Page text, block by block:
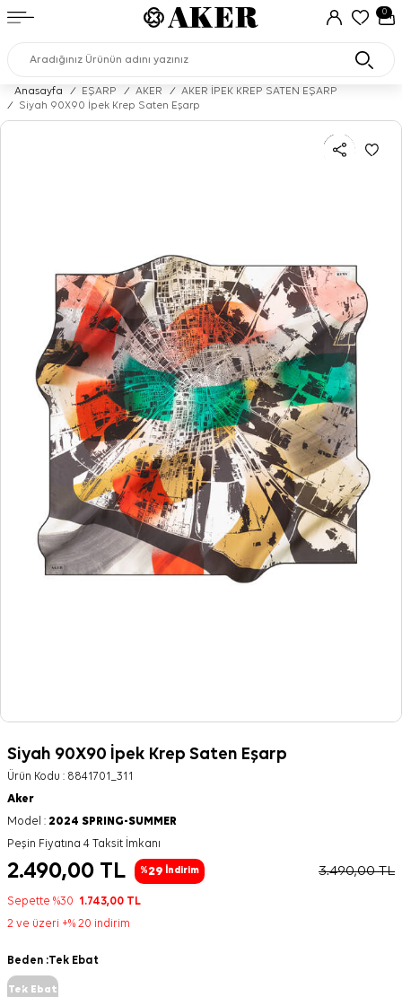
0
Anasayfa / EŞARP / AKER /
AKER İPEK KREP SATEN EŞARP
/
Siyah 90X90 İpek Krep Saten Eşarp
Siyah 90X90 İpek Krep Saten Eşarp
Ürün Kodu : 8841701_311
Aker
Model : 2024 SPRING-SUMMER
Peşin Fiyatına 4 Taksit İmkanı
2.490,00 TL %29 İndirim 3.490,00TL
Sepette %30 1.743,00 TL
2 ve üzeri +% 20 indirim
Beden :Tek Ebat
Tek Ebat